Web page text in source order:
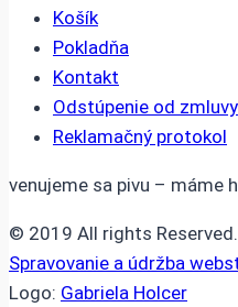
Košík
Pokladňa
Kontakt
Odstúpenie od zmluvy
Reklamačný protokol
venujeme sa pivu – máme
© 2019 All rights
Spravovanie a údržba
Logo: Gabriela Holcer